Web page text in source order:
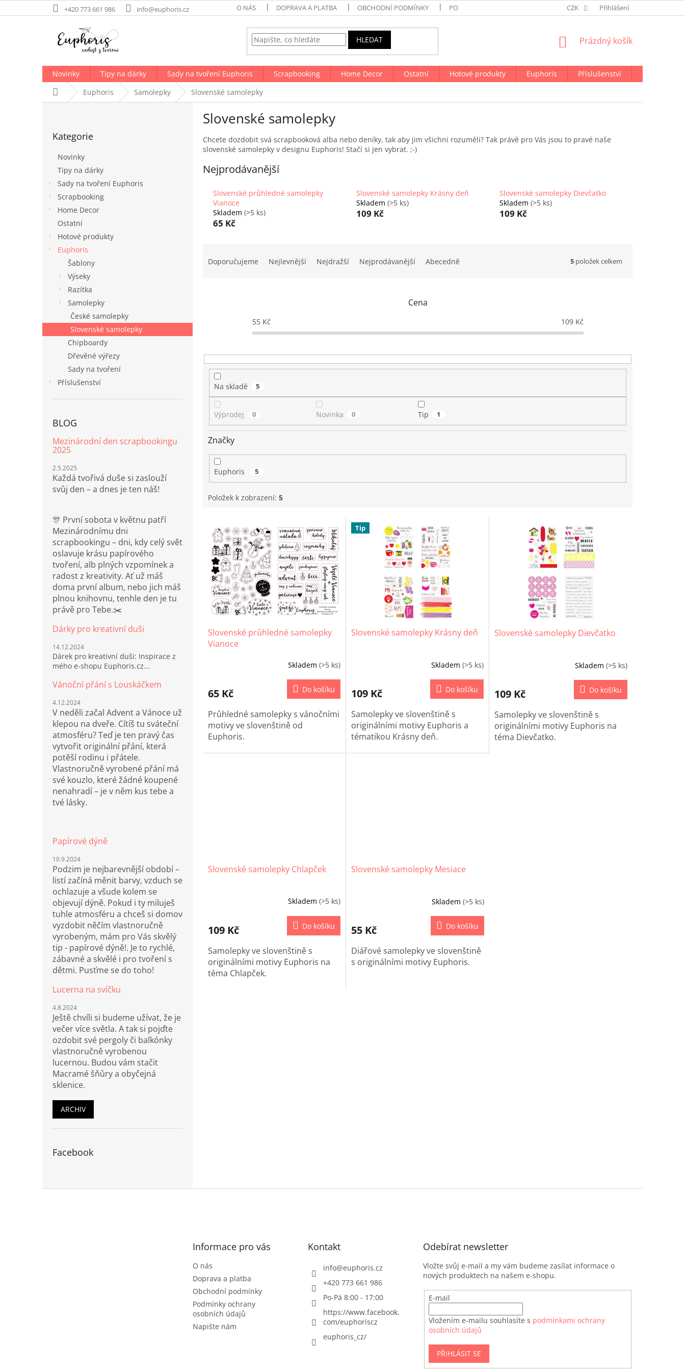
na
+420 773 661 986 info@euphoris.cz O NÁS DOPRAVA A PLATBA OBCHODNÍ PODMÍNKY PODMÍNKY OCHRANY OSOBNÍCH ÚDAJŮ NAPIŠTE NÁM
CZK Přihlášení
HLEDAT
NÁKUPNÍ
Prázdný košík
Novinky Tipy na dárky Sady na tvoření Euphoris Scrapbooking Home Decor Ostatní Hotové produkty Euphoris Příslušenství
Domů Euphoris Samolepky Slovenské samolepky
kategorie
Kategorie
Novinky
Tipy na dárky
Sady na tvoření Euphoris
Scrapbooking
Home Decor
Ostatní
Hotové produkty
Euphoris
Šablony
Výseky
Razítka
Samolepky
České samolepky
Slovenské samolepky
Chipboardy
Dřevěné výřezy
Sady na tvoření
Příslušenství
BLOG
Mezinárodní den scrapbookingu
2025
2.5.2025
Každá tvořivá duše si zaslouží
svůj den – a dnes je ten náš!
🎊 První sobota v květnu patří
Mezinárodnímu dni
scrapbookingu – dni, kdy celý svět
oslavuje krásu papírového
tvoření, alb plných vzpomínek a
radost z kreativity. Ať už máš
doma první album, nebo jich máš
plnou knihovnu, tenhle den je tu
právě pro Tebe.✂️
Dárky pro kreativní duši
14.12.2024
Dárek pro kreativní duši: Inspirace z
mého e-shopu Euphoris.cz...
Vánoční přání s Louskáčkem
4.12.2024
V neděli začal Advent a Vánoce už
klepou na dveře. Cítíš tu sváteční
atmosféru? Teď je ten pravý čas
vytvořit originální přání, která
potěší rodinu i přátele.
Vlastnoručně vyrobené přání má
své kouzlo, které žádné koupené
nenahradí – je v něm kus tebe a
tvé lásky.
Papírové dýně
10.9.2024
Podzim je nejbarevnější období –
listí začíná měnit barvy, vzduch se
ochlazuje a všude kolem se
objevují dýně. Pokud i ty miluješ
tuhle atmosféru a chceš si domov
vyzdobit něčím vlastnoručně
vyrobeným, mám pro Vás skvělý
tip - papírové dýně!. Je to rychlé,
zábavné a skvělé i pro tvoření s
dětmi. Pusťme se do toho!
Lucerna na svíčku
4.8.2024
Ještě chvíli si budeme užívat, že je
večer více světla. A tak si pojďte
ozdobit své pergoly či balkónky
vlastnoručně vyrobenou
lucernou. Budou vám stačit
Macramé šňůry a obyčejná
sklenice.
ARCHIV
Facebook
Slovenské samolepky
Chcete dozdobit svá scrapbooková alba nebo deníky, tak aby jim všichni rozuměli? Tak právě pro Vás jsou to pravé naše
slovenské samolepky v designu Euphoris! Stačí si jen vybrat. ;-)
Nejprodávanější
Slovenské průhledné samolepky
Vianoce
Skladem (>5 ks)
65 Kč
Slovenské samolepky Krásny deň
Skladem (>5 ks)
109 Kč
Slovenské samolepky Dievčatko
Skladem (>5 ks)
109 Kč
u
Doporučujeme Nejlevnější Nejdražší Nejprodávanější Abecedně 5 položek celkem
Cena
55Kč 109Kč
Na skladě 5
Výprodej 0 Novinka 0 Tip 1
Značky
Euphoris 5
Položek k zobrazení: 5
Slovenské průhledné samolepky
Vianoce
Skladem (>5 ks)
65 Kč Do košíku
Průhledné samolepky s vánočními
motivy ve slovenštině od
Euphoris.
Tip
Slovenské samolepky Krásny deň
Skladem (>5 ks)
109 Kč Do košíku
Samolepky ve slovenštině s
originálními motivy Euphoris a
tématikou Krásny deň.
Slovenské samolepky Dievčatko
Skladem (>5 ks)
109 Kč Do košíku
Samolepky ve slovenštině s
originálními motivy Euphoris na
téma Dievčatko.
Slovenské samolepky Chlapček
Skladem (>5 ks)
109 Kč Do košíku
Samolepky ve slovenštině s
originálními motivy Euphoris na
téma Chlapček.
Slovenské samolepky Mesiace
Skladem (>5 ks)
55 Kč Do košíku
Diářové samolepky ve slovenštině
s originálními motivy Euphoris.
Informace pro vás
O nás
Doprava a platba
Obchodní podmínky
Podmínky ochrany
osobních údajů
Napište nám
Kontakt
info@euphoris.cz
+420 773 661 986
Po-Pá 8:00 - 17:00
https://www.facebook.
com/euphoriscz
euphoris_cz/
Odebírat newsletter
Vložte svůj e-mail a my vám budeme zasílat informace o
nových produktech na našem e-shopu.
E-mail
Vložením e-mailu souhlasíte s podmínkami ochrany
osobních údajů
PŘIHLÁSIT SE